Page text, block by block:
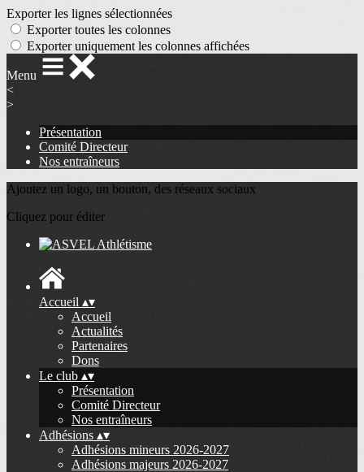
Exporter les lignes sélectionnées
Exporter toutes les colonnes
Exporter uniquement les colonnes affichées
Menu
<
>
Présentation
Comité Directeur
Nos entraîneurs
Ajoutez un logo, un bouton, des réseaux sociaux
Cliquez pour éditer
Accueil ▴▾
Accueil
Actualités
Partenaires
Dons
Le club ▴▾
Présentation
Comité Directeur
Nos entraîneurs
Adhésions ▴▾
Adhésions mineurs 2026-2027
Adhésions majeurs 2026-2027